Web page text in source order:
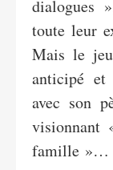
dialogues
toute leur
Mais le
anticipé et
avec son
visionnant
famille »…